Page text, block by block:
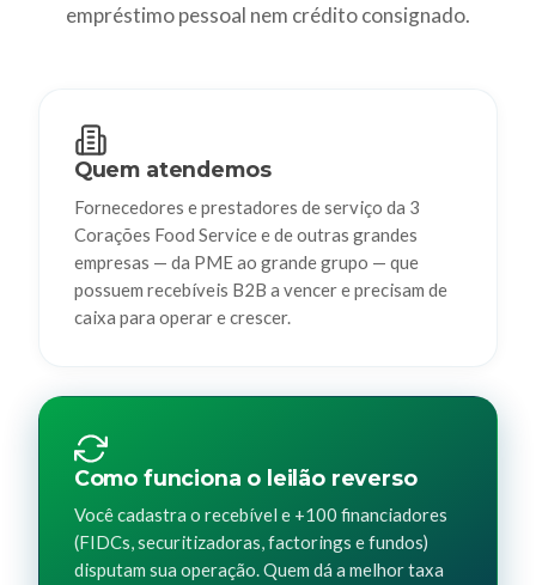
empréstimo pessoal nem crédito consignado.
Quem atendemos
Fornecedores e prestadores de serviço da 3
Corações Food Service e de outras grandes
empresas — da PME ao grande grupo — que
possuem recebíveis B2B a vencer e precisam de
caixa para operar e crescer.
Como funciona o leilão reverso
Você cadastra o recebível e +100 financiadores
(FIDCs, securitizadoras, factorings e fundos)
disputam sua operação. Quem dá a melhor taxa